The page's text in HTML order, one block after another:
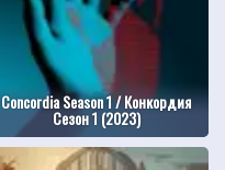
Concordia Season 1 / Конкордия
Сезон 1 (2023)